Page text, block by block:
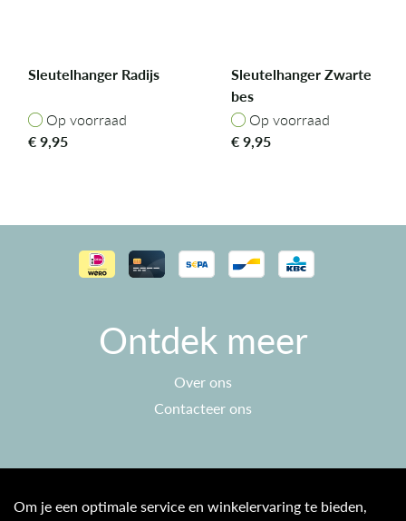
Sleutelhanger Radijs
Op voorraad
Op voorraad
€9,95
Sleutelhanger Zwarte
bes
Op voorraad
Op voorraad
€9,95
Ontdek meer
Over ons
Contacteer ons
Om je een optimale service en winkelervaring te bieden,